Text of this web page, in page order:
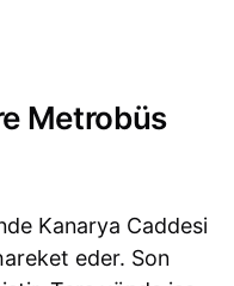
Metrobüs
Kanarya Caddesi
eder. Son